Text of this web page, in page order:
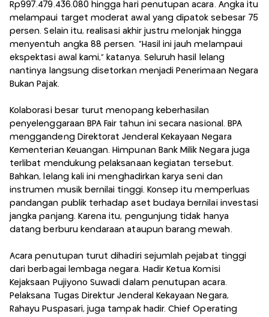
Rp997.479.436.080 hingga hari penutupan acara. Angka itu
melampaui target moderat awal yang dipatok sebesar 75
persen. Selain itu, realisasi akhir justru melonjak hingga
menyentuh angka 88 persen. “Hasil ini jauh melampaui
ekspektasi awal kami,” katanya. Seluruh hasil lelang
nantinya langsung disetorkan menjadi Penerimaan Negara
Bukan Pajak.
Kolaborasi besar turut menopang keberhasilan
penyelenggaraan BPA Fair tahun ini secara nasional. BPA
menggandeng Direktorat Jenderal Kekayaan Negara
Kementerian Keuangan. Himpunan Bank Milik Negara juga
terlibat mendukung pelaksanaan kegiatan tersebut.
Bahkan, lelang kali ini menghadirkan karya seni dan
instrumen musik bernilai tinggi. Konsep itu memperluas
pandangan publik terhadap aset budaya bernilai investasi
jangka panjang. Karena itu, pengunjung tidak hanya
datang berburu kendaraan ataupun barang mewah.
Acara penutupan turut dihadiri sejumlah pejabat tinggi
dari berbagai lembaga negara. Hadir Ketua Komisi
Kejaksaan Pujiyono Suwadi dalam penutupan acara.
Pelaksana Tugas Direktur Jenderal Kekayaan Negara,
Rahayu Puspasari, juga tampak hadir. Chief Operating